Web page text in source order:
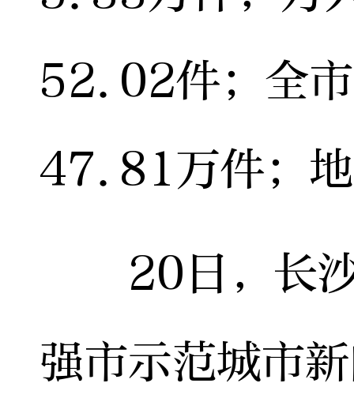
52.02件；全
47.81万件；
20日，长沙
强市示范城市